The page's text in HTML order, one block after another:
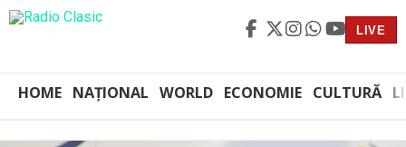
LIVE
HOME NAȚIONAL WORLD ECONOMIE CULTURĂ